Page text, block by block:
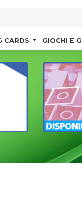
CARDS GIOCHI E